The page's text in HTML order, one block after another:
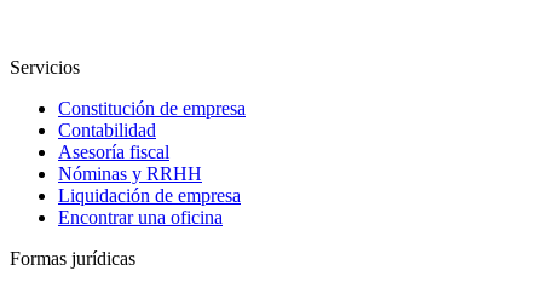
Servicios
Constitución de empresa
Contabilidad
Asesoría fiscal
Nóminas y RRHH
Liquidación de empresa
Encontrar una oficina
Formas jurídicas